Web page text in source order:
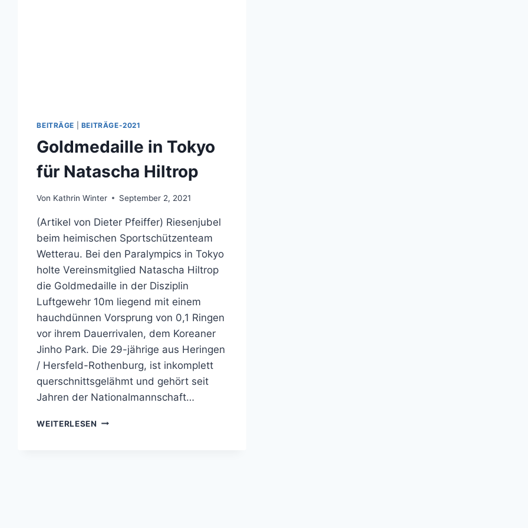
BEITRÄGE BEITRÄGE-2021
Goldmedaille in Tokyo
für Natascha Hiltrop
Von Kathrin Winter September 2, 2021
(Artikel von Dieter Pfeiffer) Riesenjubel
beim heimischen Sportschützenteam
Wetterau. Bei den Paralympics in Tokyo
holte Vereinsmitglied Natascha Hiltrop
die Goldmedaille in der Disziplin
Luftgewehr 10m liegend mit einem
hauchdünnen Vorsprung von 0,1 Ringen
vor ihrem Dauerrivalen, dem Koreaner
Jinho Park. Die 29-jährige aus Heringen
/ Hersfeld-Rothenburg, ist inkomplett
querschnittsgelähmt und gehört seit
Jahren der Nationalmannschaft…
WEITERLESEN GOLDMEDAILLE